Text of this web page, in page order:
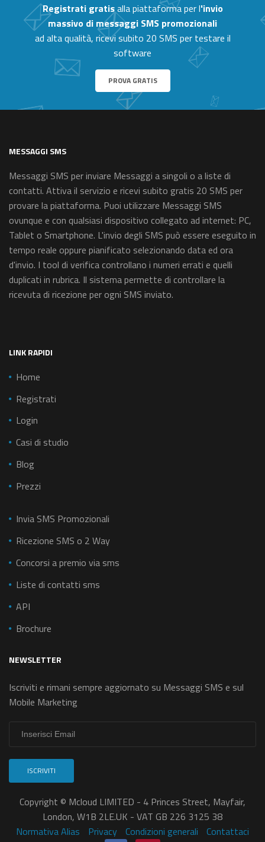
Registrati gratisalla piattaforma per l'invio
massivo di messaggi SMS promozionali
ad alta qualità, ricevi subito 20 SMS per testare il
software
PROVA GRATIS
MESSAGGI SMS
Messaggi SMS per inviare Messaggi a singoli o a liste di
contatti. Attiva il servizio e ricevi subito gratis 20 SMS per
provare la piattaforma. Puoi utilizzare Messaggi SMS
ovunque e con qualsiasi dispositivo collegato ad internet: PC,
Tablet o Smartphone. L'invio degli SMS può essere eseguito in
tempo reale oppure pianificato selezionando data ed ora
d'invio. I tool di verifica controllano i numeri errati e quelli
duplicati in rubrica. Il sistema permette di controllare la
ricevuta di ricezione per ogni SMS inviato.
LINK RAPIDI
Home
Registrati
Login
Casi di studio
Blog
Prezzi
Invia SMS Promozionali
Ricezione SMS o 2 Way
Concorsi a premio via sms
Liste di contatti sms
API
Brochure
NEWSLETTER
Iscriviti e rimani sempre aggiornato su Messaggi SMS e sul
Mobile Marketing
ISCRIVITI
Copyright © Mcloud LIMITED - 4 Princes Street, Mayfair,
London, W1B 2LE.UK - VAT GB 226 3125 38
Normativa Alias
Privacy Condizioni generali Contattaci